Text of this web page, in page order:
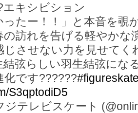
エキシビション
ったー！！」と本音を覗
の訪れを告げる軽やかな
じさせない力を見せてく
結弦らしい羽生結弦に
化です??????
S3qptodiD5
テレビスケート